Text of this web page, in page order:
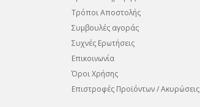
Τρόποι Αποστολής
Συμβουλές αγοράς
Συχνές Ερωτήσεις
Επικοινωνία
Όροι Χρήσης
Επιστροφές Προϊόντων / Ακυρώσεις